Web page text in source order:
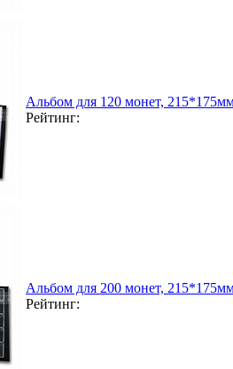
Альбом для 120 монет,
Рейтинг:
Альбом для 200 монет,
Рейтинг: